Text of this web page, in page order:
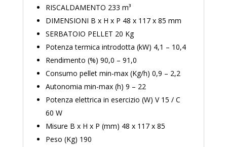
RISCALDAMENTO 233 m³
DIMENSIONI B x H x P 48 x 117 x 85 mm
SERBATOIO PELLET 20 Kg
Potenza termica introdotta (kW) 4,1 – 10,4
Rendimento (%) 90,0 – 91,0
Consumo pellet min-max (Kg/h) 0,9 – 2,2
Autonomia min-max (h) 9 – 22
Potenza elettrica in esercizio (W) V 15 / C
60 W
Misure B x H x P (mm) 48 x 117 x 85
Peso (Kg) 190